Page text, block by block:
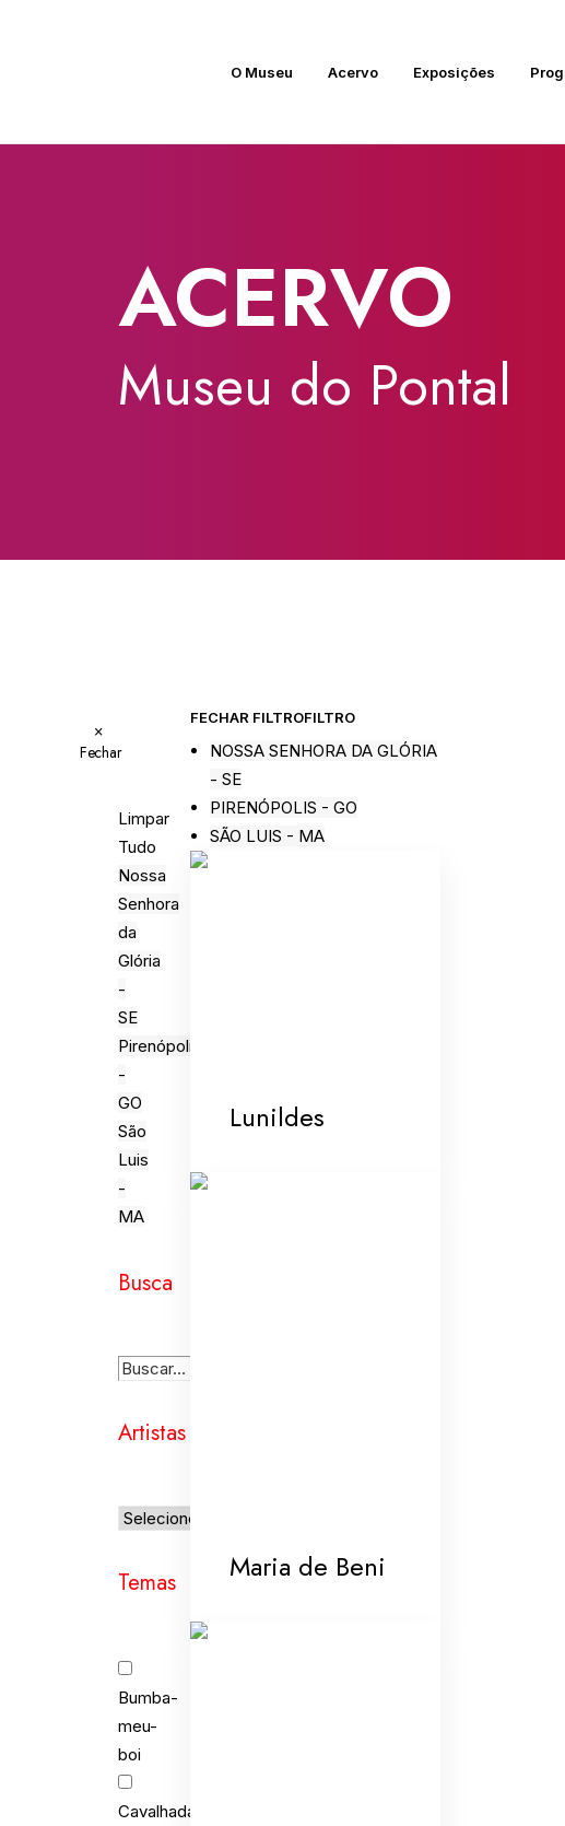
O Museu Acervo Exposições
ACERVO
Museu do Pontal
×
Fechar
Limpar
Tudo
Nossa
Senhora
da
Glória
-
SE
Pirenópolis
-
GO
São
Luis
-
MA
Busca
Artistas
Temas
Bumba-
meu-
boi
Cavalhada
FECHAR FILTROFILTRO
NOSSA SENHORA DA GLÓRIA
- SE
PIRENÓPOLIS - GO
SÃO LUIS - MA
Lunildes
Maria de Beni